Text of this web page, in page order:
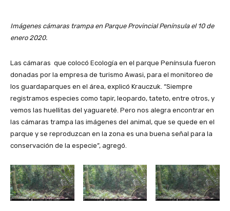
Imágenes cámaras trampa en Parque Provincial Península el 10 de
enero 2020.
Las cámaras que colocó Ecología en el parque Península fueron
donadas por la empresa de turismo Awasi, para el monitoreo de
los guardaparques en el área, explicó Krauczuk. “Siempre
registramos especies como tapir, leopardo, tateto, entre otros, y
vemos las huellitas del yaguareté. Pero nos alegra encontrar en
las cámaras trampa las imágenes del animal, que se quede en el
parque y se reproduzcan en la zona es una buena señal para la
conservación de la especie”, agregó.